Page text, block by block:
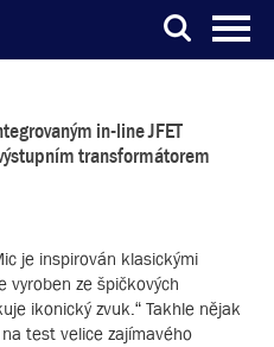
in-line JFET
transformátorem
je inspirován klasickými
vyroben ze špičkových
ikonický zvuk.“ Takhle nějak
test velice zajímavého